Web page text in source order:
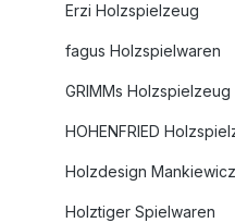
Erzi Holzspielzeug
fagus Holzspielwaren
GRIMMs Holzspielzeug
HOHENFRIED
Holzdesign
Holztiger Spielwaren